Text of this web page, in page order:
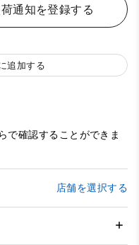
通知を登録する
追加する
で確認することができま
店舗を選択する